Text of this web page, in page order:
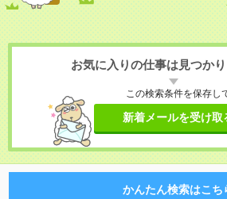
お気に入りの仕事は見つか
この検索条件を保存し
新着メールを受け取
かんたん検索はこち